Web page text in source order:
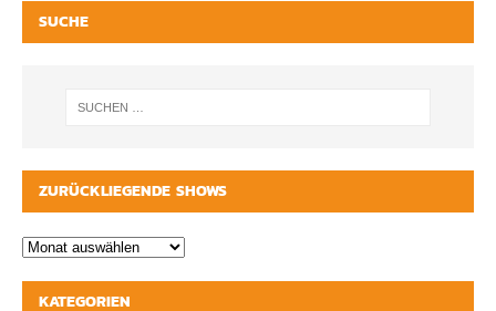
SUCHE
ZURÜCKLIEGENDE SHOWS
KATEGORIEN